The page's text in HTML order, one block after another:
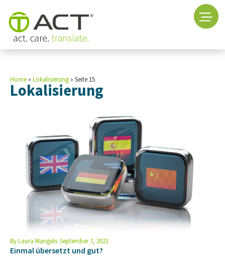
Home » Lokalisierung » Seite 15
Lokalisierung
ByLaura Mangels September 7, 2021
Einmal übersetzt und gut?